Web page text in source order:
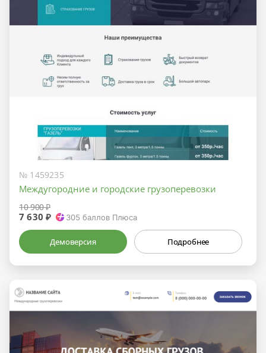
№ 1459235
Междугородние и городские грузоперевозки
10 900 ₽
7 630 ₽ 305 баллов Плюса
Демоверсия Подробнее